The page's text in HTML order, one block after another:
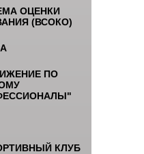
ОЦЕНКИ
(ВСОКО)
ПО
КЛУБ